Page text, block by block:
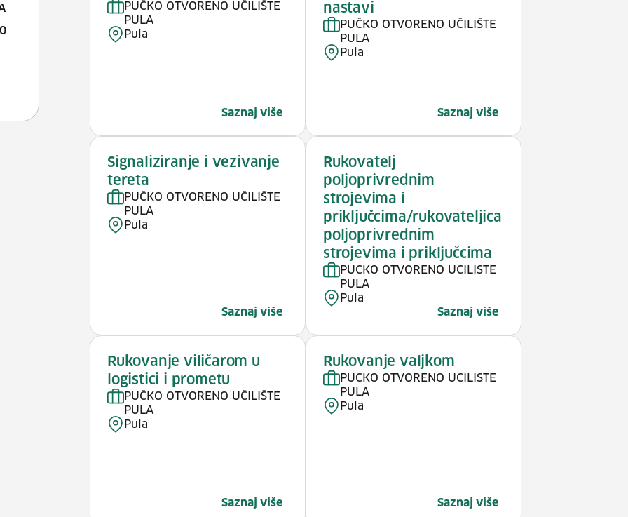
PUČKO OTVORENO UČILIŠTE
PULA
Pula
Saznaj više
nastavi
PUČKO OTVORENO UČILIŠTE
PULA
Pula
Saznaj više
Signaliziranje i vezivanje
tereta
PUČKO OTVORENO UČILIŠTE
PULA
Pula
Saznaj više
Rukovatelj
poljoprivrednim
strojevima i
priključcima/rukovateljica
poljoprivrednim
strojevima i priključcima
PUČKO OTVORENO UČILIŠTE
PULA
Pula
Saznaj više
Rukovanje viličarom u
logistici i prometu
PUČKO OTVORENO UČILIŠTE
PULA
Pula
Saznaj više
Rukovanje valjkom
PUČKO OTVORENO UČILIŠTE
PULA
Pula
Saznaj više